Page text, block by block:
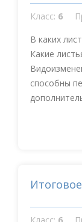
Класс: 6
В каких
Какие
способны